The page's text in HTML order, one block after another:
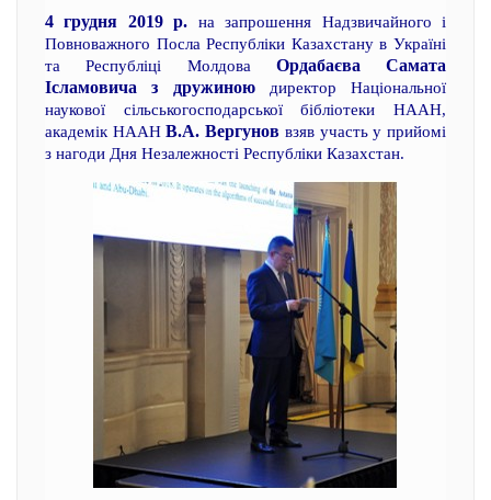
4 грудня 2019 р. на запрошення Надзвичайного і
Повноважного Посла Республіки Казахстану в Україні
та Республіці Молдова Ордабаєва Самата
Ісламовича з дружиноюдиректор Національної
наукової сільськогосподарської бібліотеки НААН,
академік НААНВ.А. Вергунов взяв участь у прийомі
з нагоди Дня Незалежності Республіки Казахстан.